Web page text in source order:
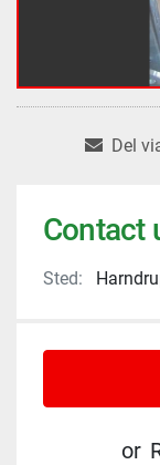
Del
Contact
Sted:
or